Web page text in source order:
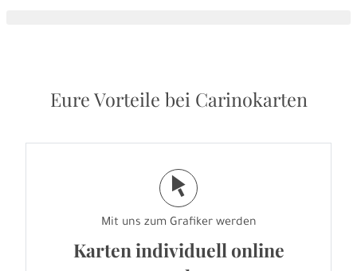
Eure Vorteile bei Carinokarten
j
Mit uns zum Grafiker werden
Karten individuell online